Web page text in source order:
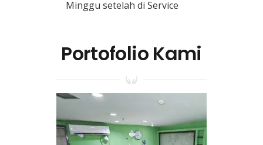
Minggu setelah di Service
Portofolio Kami